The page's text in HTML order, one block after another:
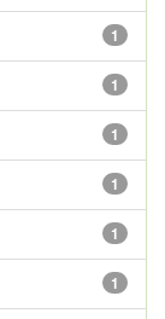
1
1
1
1
1
1